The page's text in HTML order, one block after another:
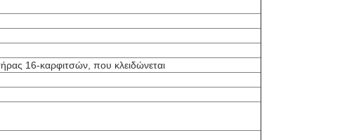
16-καρφιτσών, που κλειδώνεται